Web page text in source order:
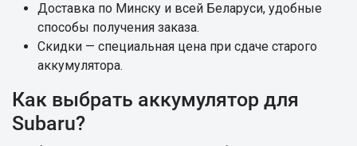
Доставка по Минску и всей Беларуси, удобные
способы получения заказа.
Скидки — специальная цена при сдаче старого
аккумулятора.
Как выбрать аккумулятор для
Subaru?